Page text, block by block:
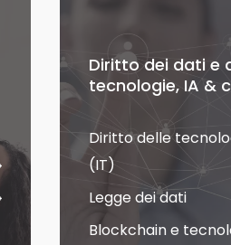
Diritto dei dati e
tecnologie, IA &
Diritto delle
(IT)
Legge dei dati
Blockchain e